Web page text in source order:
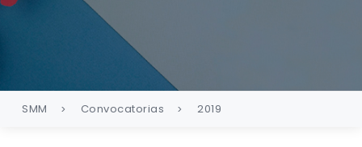
SMM Convocatorias 2019